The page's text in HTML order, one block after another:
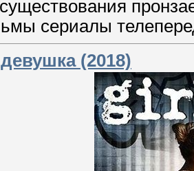
сериалы
(2018)